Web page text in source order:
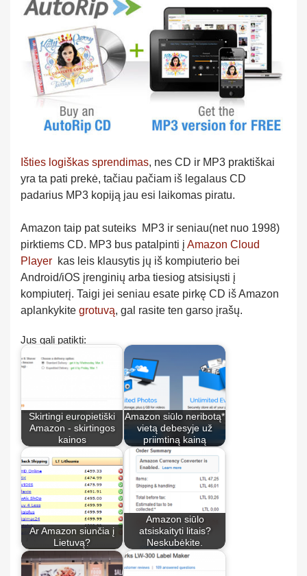
Išties logiškas sprendimas, nes CD ir MP3 praktiškai
yra ta pati prekė, tačiau pačiam iš legalaus CD
padarius MP3 kopiją jau esi laikomas piratu.
Amazon taip pat suteiks MP3 ir seniau(net nuo 1998)
pirktiems CD. MP3 bus patalpinti į Amazon Cloud
Player kas leis klausytis jų iš kompiuterio bei
Android/iOS įrenginių arba tiesiog atsisiųsti į
kompiuterį. Taigi jei seniau esate pirkę CD iš Amazon
aplankykite grotuvą, gal rasite ten garso įrašų.
Jus gali patikti:
Skirtingi europietiški
Amazon - skirtingos
kainos
Amazon siūlo neribotą*
vietą debesyje už
priimtiną kainą
Ar Amazon siunčia į
Lietuvą?
Amazon siūlo
atsiskaityti litais?
Neskubėkite.